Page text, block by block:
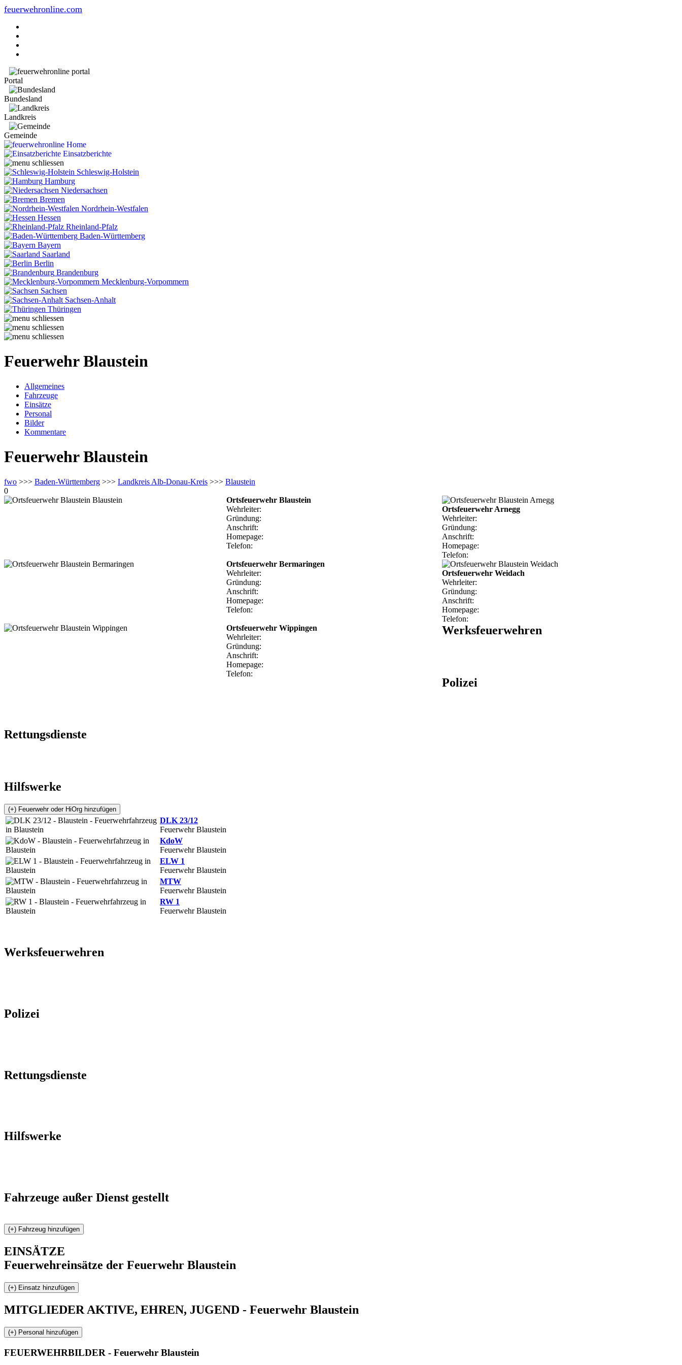
feuerwehronline.com
Portal
Bundesland
Landkreis
Gemeinde
Home
Einsatzberichte
Schleswig-Holstein
Hamburg
Niedersachsen
Bremen
Nordrhein-Westfalen
Hessen
Rheinland-Pfalz
Baden-Württemberg
Bayern
Saarland
Berlin
Brandenburg
Mecklenburg-Vorpommern
Sachsen
Sachsen-Anhalt
Thüringen
Feuerwehr Blaustein
Allgemeines
Fahrzeuge
Einsätze
Personal
Bilder
Kommentare
Feuerwehr Blaustein
fwo >>> Baden-Württemberg >>> Landkreis Alb-Donau-Kreis >>> Blaustein
0
Ortsfeuerwehr Blaustein
Wehrleiter:
Gründung:
Anschrift:
Homepage:
Telefon:
Ortsfeuerwehr Arnegg
Wehrleiter:
Gründung:
Anschrift:
Homepage:
Telefon:
Ortsfeuerwehr Bermaringen
Wehrleiter:
Gründung:
Anschrift:
Homepage:
Telefon:
Ortsfeuerwehr Weidach
Wehrleiter:
Gründung:
Anschrift:
Homepage:
Telefon:
Ortsfeuerwehr Wippingen
Wehrleiter:
Gründung:
Anschrift:
Homepage:
Telefon:
Werksfeuerwehren
Polizei
Rettungsdienste
Hilfswerke
DLK 23/12
Feuerwehr Blaustein
KdoW
Feuerwehr Blaustein
ELW 1
Feuerwehr Blaustein
MTW
Feuerwehr Blaustein
RW 1
Feuerwehr Blaustein
Werksfeuerwehren
Polizei
Rettungsdienste
Hilfswerke
Fahrzeuge außer Dienst gestellt
EINSÄTZE
Feuerwehreinsätze der Feuerwehr Blaustein
MITGLIEDER AKTIVE, EHREN, JUGEND - Feuerwehr Blaustein
FEUERWEHRBILDER - Feuerwehr Blaustein